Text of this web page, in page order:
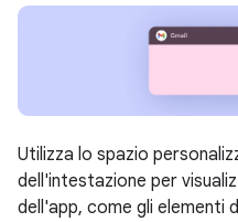
Utilizza lo spazio
dell'intestazione per
dell'app, come gli elementi